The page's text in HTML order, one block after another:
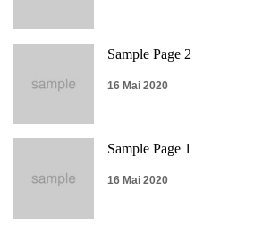
Sample Page 2
16 Mai 2020
Sample Page 1
16 Mai 2020